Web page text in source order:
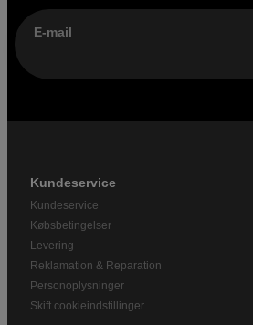
E-mail
Kundeservice
Kundeservice
Købsbetingelser
Levering
Reklamation & Reparation
Personoplysninger
Skift cookieindstillinger